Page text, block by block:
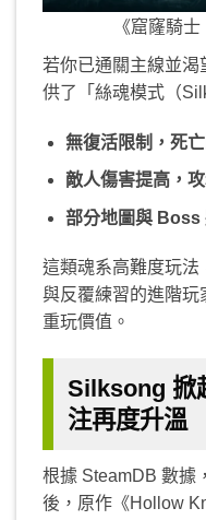
《窟窿騎
若你已通關主線並渴
供了「絲魂模式（
無復活限制，死
敵人傷害提高，
部分地圖與 Boss
這類魂系高難度玩法
與反覆練習的進階玩
重玩價值。
Silksong 掀
注再度升溫
根據 SteamDB 數據
後，原作《Hollow